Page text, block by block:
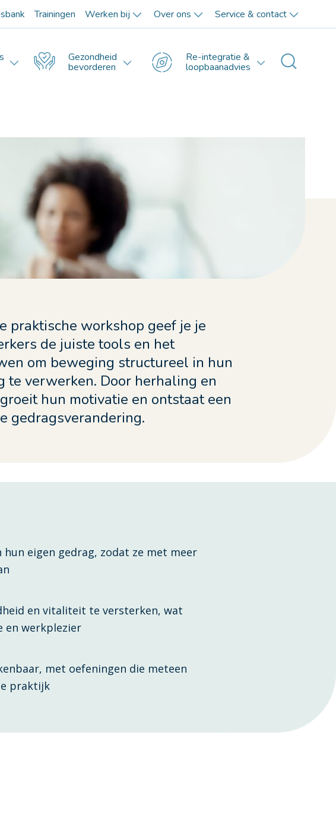
Trainingen Werken bij Over ons Service & contact
Gezondheid
bevorderen
Re-integratie &
loopbaanadvies
praktische workshop geef je je
de juiste tools en het
om beweging structureel in hun
te verwerken. Door herhaling en
hun motivatie en ontstaat een
gedragsverandering.
eigen gedrag, zodat ze met meer
en vitaliteit te versterken, wat
en werkplezier
met oefeningen die meteen
praktijk